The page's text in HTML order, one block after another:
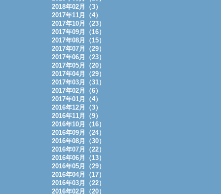
2018年02月（3）
2017年11月（4）
2017年10月（23）
2017年09月（16）
2017年08月（15）
2017年07月（29）
2017年06月（23）
2017年05月（20）
2017年04月（29）
2017年03月（31）
2017年02月（6）
2017年01月（4）
2016年12月（3）
2016年11月（9）
2016年10月（16）
2016年09月（24）
2016年08月（30）
2016年07月（22）
2016年06月（13）
2016年05月（29）
2016年04月（17）
2016年03月（22）
2016年02月（20）